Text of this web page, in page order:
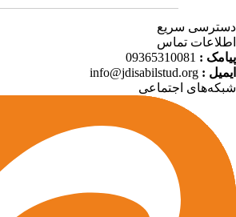
سریع
تماس
:
09365310081
:
info@jdisabilstud.org
اجتماعی